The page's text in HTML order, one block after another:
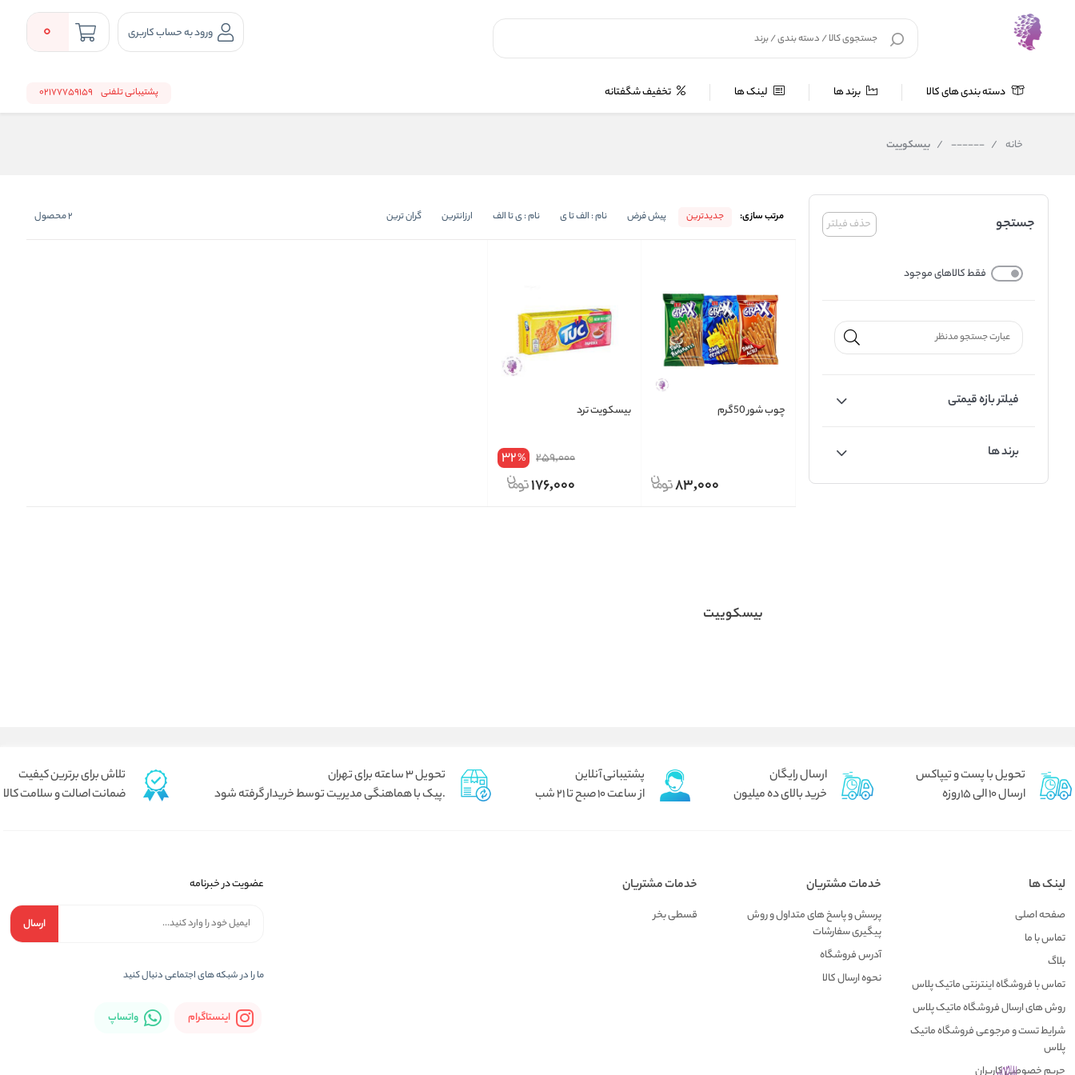
ورود به حساب کاربری 0
دسته بندی های کالا برند ها لینک ها تخفیف شگفتانه پشتیبانی تلفنی 02177759159
خانه /
------
/ بیسکوییت
حذف فیلتر جستجو
فقط کالاهای موجود
فیلتر بازه قیمتی
برند ها
مرتب سازی: جدیدترین پیش فرض نام : الف تا ی نام : ی تا الف ارزانترین گران ترین 2محصول
چوب شور 50گرم
83,000
بیسکویت ترد
259,000
32%
176,000
بیسکوییت
تحویل با پست و تیپاکس
ارسال 10 الی 15روزه
ارسال رایگان
خرید بالای ده میلیون
پشتیبانی آنلاین
از ساعت 10 صبح تا 21 شب
تحویل 3 ساعته برای تهران
.پیک با هماهنگی مدیریت توسط خریدار گرفته شود
تلاش برای برترین کیفیت
ضمانت اصالت و سلامت کالا
لینک ها
صفحه اصلی
تماس با ما
بلاگ
تماس با فروشگاه اینترنتی ماتیک پلاس
روش های ارسال فروشگاه ماتیک پلاس
شرایط تست و مرجوعی فروشگاه ماتیک
پلاس
خدمات مشتریان
پرسش و پاسخ های متداول و روش
پیگیری سفارشات
آدرس فروشگاه
نحوه ارسال کالا
خدمات مشتریان
قسطی بخر
عضویت در خبرنامه
ارسال
ما را در شبكه های اجتماعی دنبال کنید
اینستاگرام واتساپ